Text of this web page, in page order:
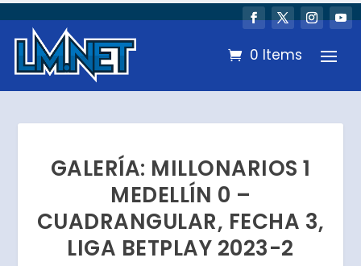
0 Items
GALERÍA: MILLONARIOS 1
MEDELLÍN 0 –
CUADRANGULAR, FECHA 3,
LIGA BETPLAY 2023-2